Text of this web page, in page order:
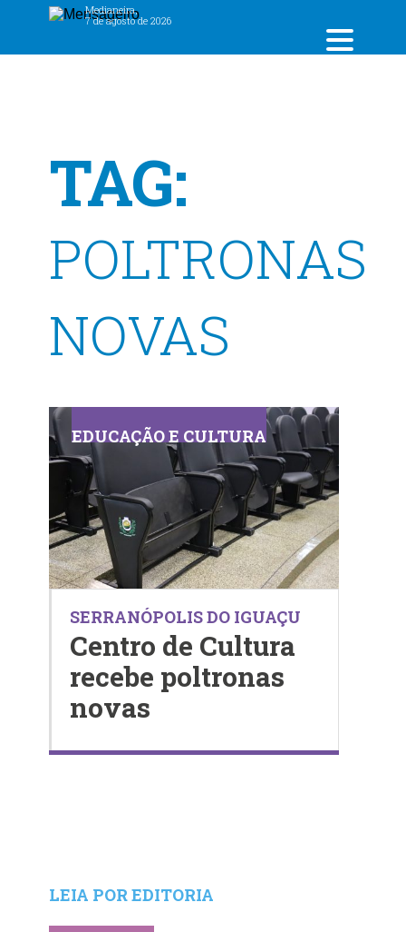
Medianeira,
7 de agosto de 2026
TAG:
POLTRONAS
NOVAS
EDUCAÇÃO E CULTURA
SERRANÓPOLIS DO IGUAÇU
Centro de Cultura
recebe poltronas
novas
LEIA POR EDITORIA